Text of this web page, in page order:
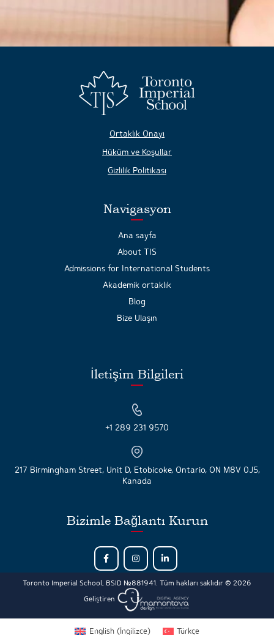
Ortaklık Onayı
Hüküm ve Koşullar
Gizlilik Politikası
Navigasyon
Ana sayfa
About TIS
Admissions for International Students
Akademik ortaklık
Blog
Bize Ulaşın
İletişim Bilgileri
+1 289 231 9570
217 Birmingham Street, Unit D, Etobicoke, Ontario, ON M8V 0J5,
Kanada
Bizimle Bağlantı Kurun
Toronto Imperial School, BSID №881941. Tüm hakları saklıdır © 2026
Geliştiren
English(İngilizce) Türkçe